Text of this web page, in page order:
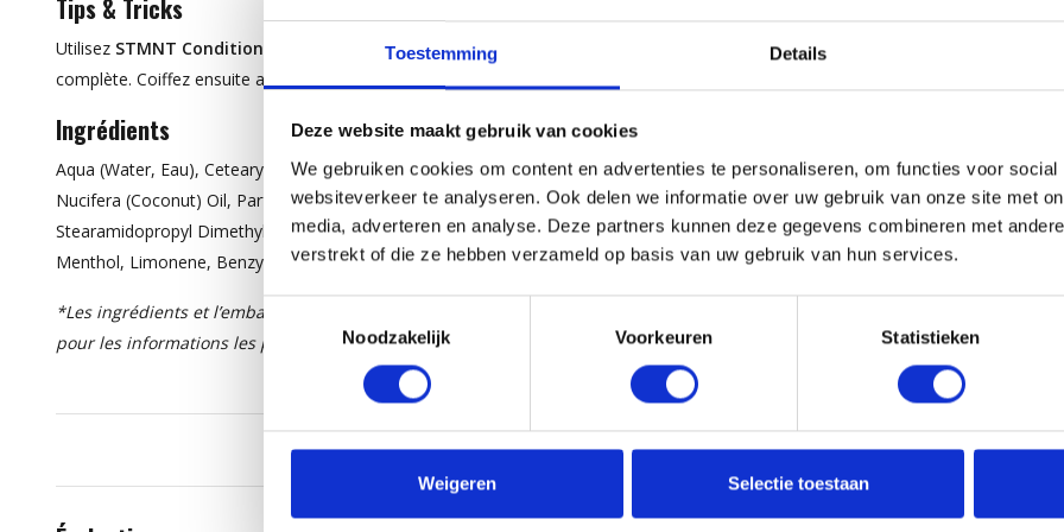
Toestemming Details
Deze website maakt gebruik van cookies
We gebruiken cookies om content en advertenties te personaliseren, om functies voor
websiteverkeer te analyseren. Ook delen we informatie over uw gebruik van onze site met
media, adverteren en analyse. Deze partners kunnen deze gegevens combineren met
verstrekt of die ze hebben verzameld op basis van uw gebruik van hun services.
Toestemmingsselectie
Noodzakelijk
Voorkeuren Statistieken
Weigeren Selectie toestaan
Tips & Tricks
Utilisez STMNT Conditioner STMNT Shampooou le
pour une routine
complète. Coiffez ensuite avec
Ingrédients
Aqua (Water, Eau), Cetearyl Alcohol, Isopropyl Myristate, Behentrimonium Chloride, Charcoal Powder, Cocos
Nucifera (Coconut) Oil, Parfum (Fragrance), Phenoxyethanol, Ceteareth-20, Glyceryl Stearate,
Stearamidopropyl Dimethylamine, Isopropyl Alcohol, Panthenol, Citric Acid, Ethylhexylglycerin, Linalool,
Menthol, Limonene, Benzyl Alcohol*
*Les ingrédients et l’emballage peuvent être modifiés. Veuillez toujours consulter l’étiquette du produit
pour les informations les plus récentes.